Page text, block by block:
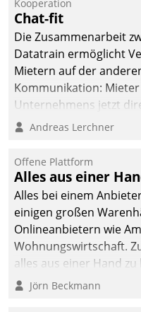
gemeinsam mit der
Teilprozess der
Kooperation
Chat-fit
Die Zusammenarbeit
Datatrain ermöglicht
Mietern auf der
Kommunikation:
Unternehmens jetzt
Mitarbeiter oder
Andreas Lerchner
Offene Plattform
Alles aus einer
Alles bei einem
einigen großen
Onlineanbietern wie
Wohnungswirtschaft.
alles aus einer Hand zu
Jörn Beckmann